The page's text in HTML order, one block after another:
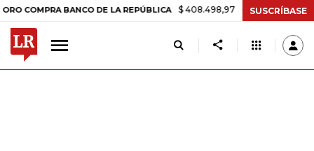
BANCO DE LA REPÚBLICA $ 408.498,97 +$ 8.753,81 +2,19%
SUSCRÍBASE